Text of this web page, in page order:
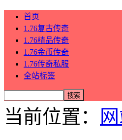
首页
1.76复古传奇
1.76精品传奇
1.76金币传奇
1.76传奇私服
全站标签
当前位置：